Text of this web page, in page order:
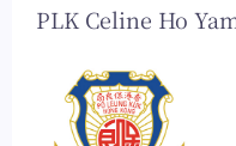
PLK Celine Ho